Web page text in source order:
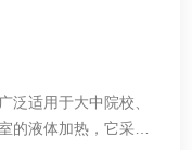
泛适用于大中院校、
的液体加热，它采用